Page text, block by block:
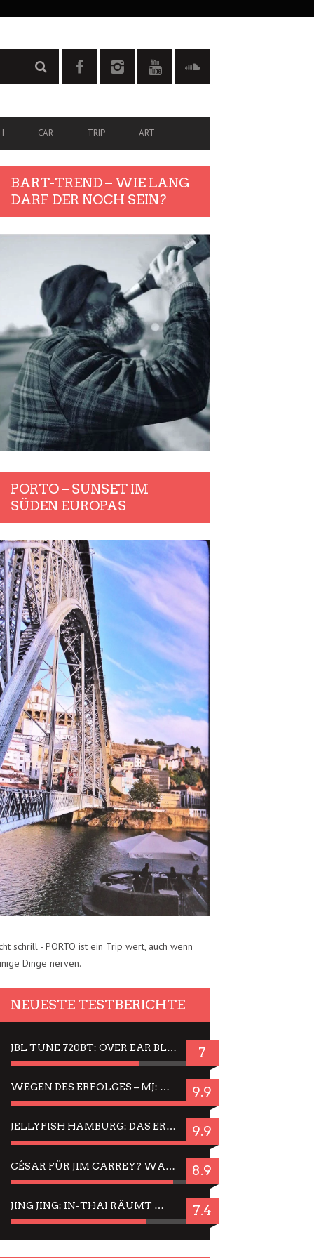
CAR TRIP ART
BART-TREND – WIE LANG
DARF DER NOCH SEIN?
PORTO – SUNSET IM
SÜDEN EUROPAS
schrill - PORTO ist ein Trip wert, auch wenn
Dinge nerven.
NEUESTE TESTBERICHTE
JBL TUNE 720BT: OVER EAR BLUETOOTH KOPFHÖRER UM DIE 50,-€ IM DAUER-TEST 7
WEGEN DES ERFOLGES – MJ: MICHAEL JACKSON MUSICAL IN EINER MATINEE SEHEN 9.9
JELLYFISH HAMBURG: DAS ERFOLGREICHE SOMMER-MENÜ 2025 IN GEFÜHLEN UND BILDERN 9.9
CÉSAR FÜR JIM CARREY? WARUM DAS EINER DER NERVIGSTEN ACTORS IST UND BLEIBT 8.9
JING JING: IN-THAI RÄUMT WIEDER TITEL AB – EIN ZWEI-STUNDEN-ERLEBNISBERICHT 7.4